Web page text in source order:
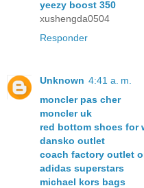
yeezy boost 350
xushengda0504
Responder
Unknown 4:41 a. m.
moncler pas cher
moncler uk
red bottom shoes for
dansko outlet
coach factory outlet
adidas superstars
michael kors bags